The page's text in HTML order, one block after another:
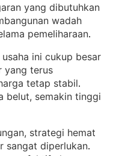
yang dibutuhkan
wadah
pemeliharaan.
ini cukup besar
yang terus
tetap stabil
belut, semakin tinggi
strategi hemat
sangat diperlukan